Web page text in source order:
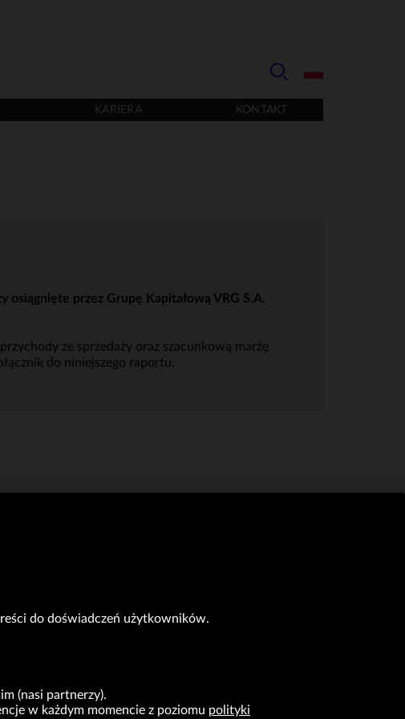
KARIERA KONTAKT
osiągnięte przez Grupę Kapitałową VRG S.A.
ze sprzedaży oraz szacunkową marżę
do niniejszego raportu.
do doświadczeń użytkowników.
(nasi partnerzy).
w każdym momencie z poziomu polityki